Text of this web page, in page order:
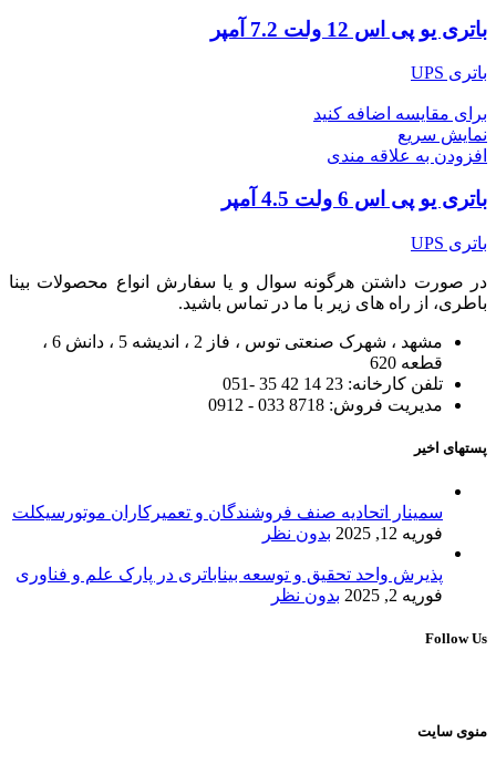
باتری یو پی اس 12 ولت 7.2 آمپر
باتری UPS
برای مقایسه اضافه کنید
نمایش سریع
افزودن به علاقه مندی
باتری یو پی اس 6 ولت 4.5 آمپر
باتری UPS
در صورت داشتن هرگونه سوال و یا سفارش انواع محصولات بینا
باطری، از راه های زیر با ما در تماس باشید.
مشهد ، شهرک صنعتی توس ، فاز 2 ، اندیشه 5 ، دانش 6 ،
قطعه 620
تلفن کارخانه: 23 14 42 35 -051
مدیریت فروش: 8718 033 - 0912
پستهای اخیر
سمینار اتحادیه صنف فروشندگان و تعمیرکاران موتورسیکلت
فوریه 12, 2025
بدون نظر
پذیرش واحد تحقیق و توسعه بیناباتری در پارک علم و فناوری
فوریه 2, 2025
بدون نظر
Follow Us
منوی سایت